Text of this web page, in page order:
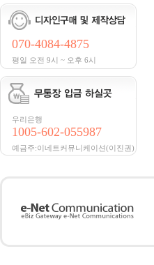
070-4084-4875
평일 오전 9시 ~ 오후 6시
우리은행
1005-602-055987
예금주:이네트커뮤니케이션(이진권)